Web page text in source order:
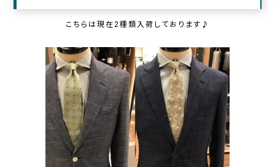
こちらは現在2種類入荷しております♪